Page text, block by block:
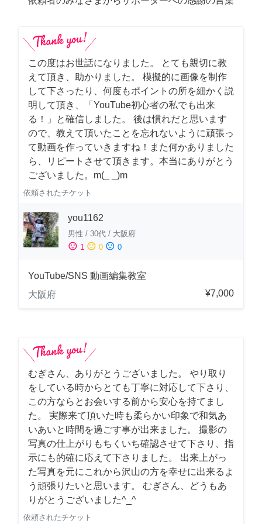
この度はお世話になりました。 とても親切に教
えて頂き、助かりました。 模擬的に画像を制作
して下さったり、何度もポイントの所を細かく説
明して頂き、「YouTube初心者の私でも出来
る！」と確信しました。 後は慣れだと思います
ので、教えて頂いたことを忘れないように頑張っ
て動画を作っていきますね！また何かありました
ら、リピートさせて頂きます。本当にありがとう
ございました。m(_ _)m
依頼されたチケット
you1162
男性 / 30代 / 大阪府
sentiment_satisfied 1 sentiment_neutral 0 sentiment_dissatisfied 0
YouTube/SNS 動画編集教室
大阪府
¥7,000
むぎさん、ありがとうございました。 やり取り
をしている時からとても丁寧に対応して下さり、
この方ならとお会いする前から安心を持てまし
た。 実際来て頂いた時も柔らかい印象で和気あ
いあいと時間を過ごす事が出来ました。 撮影の
写真の仕上がりもちくいち確認させて下さり、指
示にも的確に応えて下さりました。 出来上がっ
た写真を元にこれから沢山の方を幸せに出来るよ
う頑張りたいと思います。 むぎさん、どうもあ
りがとうございました^_^
依頼されたチケット